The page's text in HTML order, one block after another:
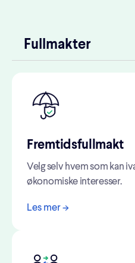
Fullmakter
Fremtidsfullmakt
Velg selv hvem som kan
økonomiske interesser.
Les mer ->